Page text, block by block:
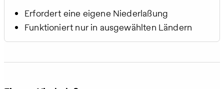
Erfordert eine eigene Niederlassung
Funktioniert nur in ausgewählten Ländern